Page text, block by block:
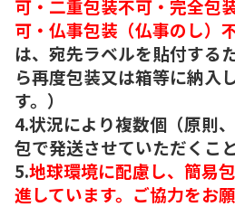
可・二重包装不可・完全包
可・仏事包装（仏事のし）不
は、宛先ラベルを貼付する
ら再度包装又は箱等に納入
す。）
4.状況により複数個（原則
包で発送させていただくこ
5.地球環境に配慮し、簡易
進しています。ご協力をお